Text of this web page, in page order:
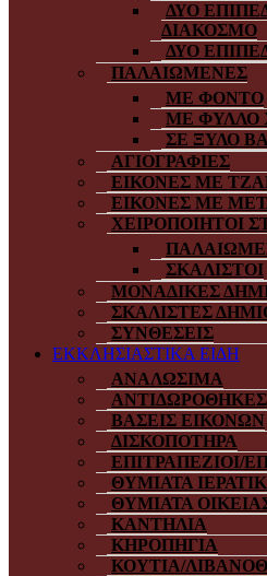
ΔΥΟ
ΔΙΑΚΟΣΜΟ
ΔΥΟ
ΠΑΛΑΙΩΜΕΝΕΣ
ΜΕ ΦΟΝΤΟ
ΜΕ ΦΥΛΛΟ
ΣΕ ΞΥΛΟ
ΑΓΙΟΓΡΑΦΙΕΣ
ΕΙΚΟΝΕΣ ΜΕ
ΕΙΚΟΝΕΣ ΜΕ
ΧΕΙΡΟΠΟΙΗΤΟΙ
ΣΚΑΛΙΣΤΟΙ
ΜΟΝΑΔΙΚΕΣ
ΣΚΑΛΙΣΤΕΣ
ΣΥΝΘΕΣΕΙΣ
ΕΚΚΛΗΣΙΑΣΤΙΚΑ ΕΙΔΗ
ΑΝΑΛΩΣΙΜΑ
ΑΝΤΙΔΩΡΟΘΗΚΕΣ
ΒΑΣΕΙΣ ΕΙΚΟΝΩΝ
ΔΙΣΚΟΠΟΤΗΡΑ
ΕΠΙΤΡΑΠΕΖΙΟΙ/
ΘΥΜΙΑΤΑ
ΘΥΜΙΑΤΑ
ΚΑΝΤΗΛΙΑ
ΚΗΡΟΠΗΓΙΑ
ΚΟΥΤΙΑ/